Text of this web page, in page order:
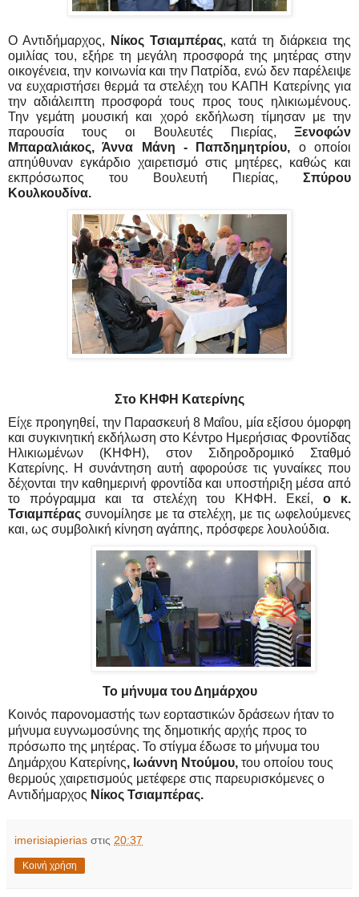
Ο Αντιδήμαρχος, Νίκος Τσιαμπέρας, κατά τη διάρκεια της
ομιλίας του, εξήρε τη μεγάλη προσφορά της μητέρας στην
οικογένεια, την κοινωνία και την Πατρίδα, ενώ δεν παρέλειψε
να ευχαριστήσει θερμά τα στελέχη του ΚΑΠΗ Κατερίνης για
την αδιάλειπτη προσφορά τους προς τους ηλικιωμένους.
Την γεμάτη μουσική και χορό εκδήλωση τίμησαν με την
παρουσία τους οι Βουλευτές Πιερίας, Ξενοφών
Μπαραλιάκος, Άννα Μάνη - Παπδημητρίου, ο οποίοι
απηύθυναν εγκάρδιο χαιρετισμό στις μητέρες, καθώς και
εκπρόσωπος του Βουλευτή Πιερίας, Σπύρου
Κουλκουδίνα.
Στο ΚΗΦΗ Κατερίνης
Είχε προηγηθεί, την Παρασκευή 8 Μαΐου, μία εξίσου όμορφη
και συγκινητική εκδήλωση στο Κέντρο Ημερήσιας Φροντίδας
Ηλικιωμένων (ΚΗΦΗ), στον Σιδηροδρομικό Σταθμό
Κατερίνης. Η συνάντηση αυτή αφορούσε τις γυναίκες που
δέχονται την καθημερινή φροντίδα και υποστήριξη μέσα από
το πρόγραμμα και τα στελέχη του ΚΗΦΗ. Εκεί, ο κ.
Τσιαμπέρας συνομίλησε με τα στελέχη, με τις ωφελούμενες
και, ως συμβολική κίνηση αγάπης, πρόσφερε λουλούδια.
Το μήνυμα του Δημάρχου
Κοινός παρονομαστής των εορταστικών δράσεων ήταν το
μήνυμα ευγνωμοσύνης της δημοτικής αρχής προς το
πρόσωπο της μητέρας. Το στίγμα έδωσε το μήνυμα του
Δημάρχου Κατερίνης, Ιωάννη Ντούμου, του οποίου τους
θερμούς χαιρετισμούς μετέφερε στις παρευρισκόμενες ο
Αντιδήμαρχος Νίκος Τσιαμπέρας.
imerisiapierias στις 20:37
Κοινή χρήση